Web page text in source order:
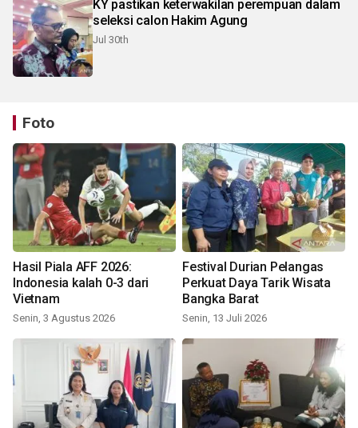
KY pastikan keterwakilan perempuan dalam
seleksi calon Hakim Agung
Jul 30th
Foto
Hasil Piala AFF 2026:
Indonesia kalah 0-3 dari
Vietnam
Senin, 3 Agustus 2026
Festival Durian Pelangas
Perkuat Daya Tarik Wisata
Bangka Barat
Senin, 13 Juli 2026